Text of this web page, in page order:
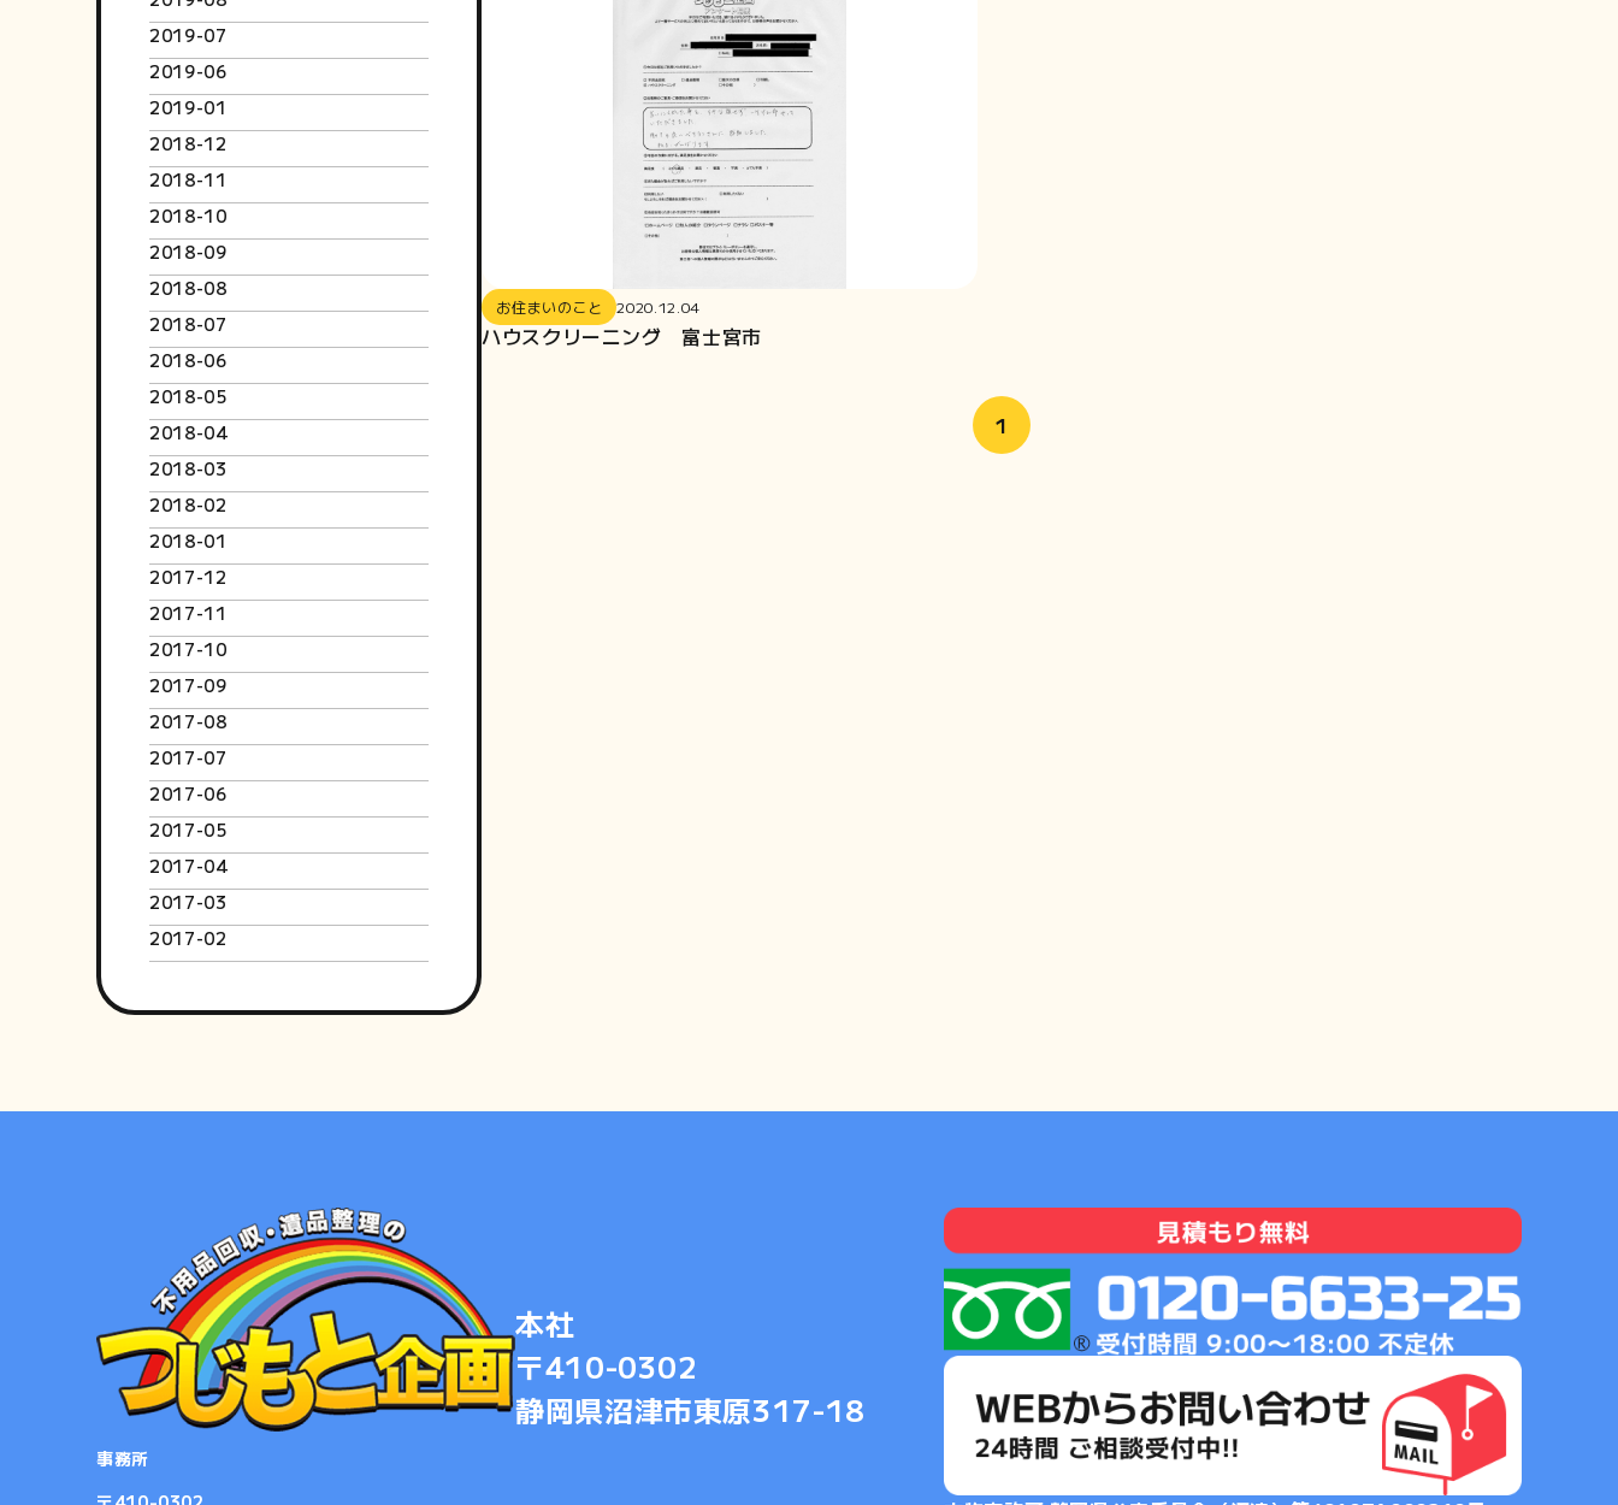
2019-07
2019-06
2019-01
2018-12
2018-11
2018-10
2018-09
2018-08
2018-07
2018-06
2018-05
2018-04
2018-03
2018-02
2018-01
2017-12
2017-11
2017-10
2017-09
2017-08
2017-07
2017-06
2017-05
2017-04
2017-03
2017-02
お住まいのこと 2020.12.04
ハウスクリーニング 富士宮市
1
本社
〒410-0302
静岡県沼津市東原317-18
事務所